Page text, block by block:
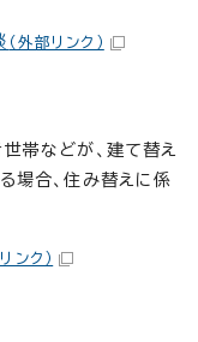
（外部リンク）
帯などが、建て替え
場合、住み替えに係
ンク）